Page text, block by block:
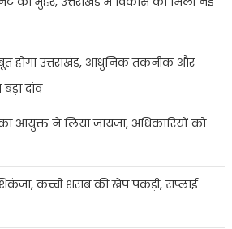
होगा उत्तराखंड, आधुनिक तकनीक और
दांव
आयुक्त ने लिया जायजा, अधिकारियों को
कच्ची शराब की खेप पकड़ी, सप्लाई